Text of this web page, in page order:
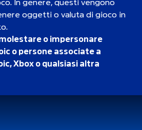
oggetti o valuta di gioco in
o impersonare
o persone associate a
Xbox o qualsiasi altra